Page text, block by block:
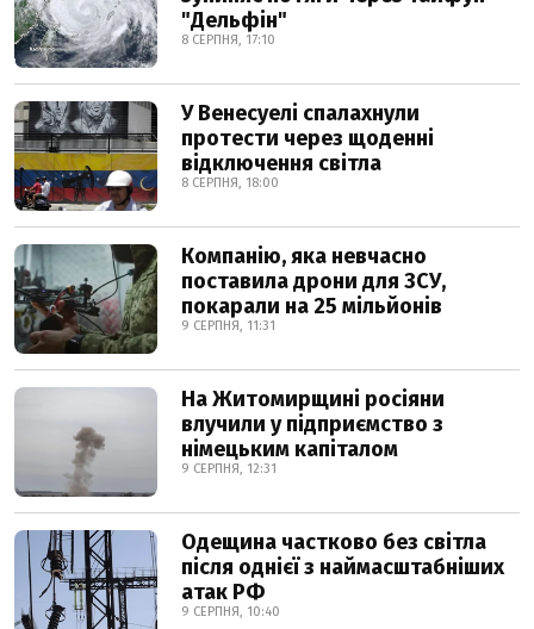
"Дельфін"
8 СЕРПНЯ, 17:10
У Венесуелі спалахнули
протести через щоденні
відключення світла
8 СЕРПНЯ, 18:00
Компанію, яка невчасно
поставила дрони для ЗСУ,
покарали на 25 мільйонів
9 СЕРПНЯ, 11:31
На Житомирщині росіяни
влучили у підприємство з
німецьким капіталом
9 СЕРПНЯ, 12:31
Одещина частково без світла
після однієї з наймасштабніших
атак РФ
9 СЕРПНЯ, 10:40